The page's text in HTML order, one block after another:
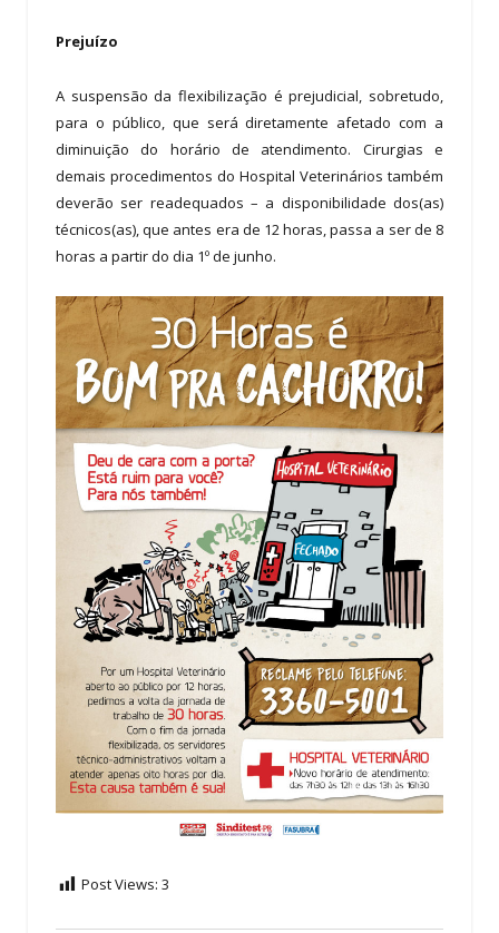
Prejuízo
A suspensão da flexibilização é prejudicial, sobretudo,
para o público, que será diretamente afetado com a
diminuição do horário de atendimento. Cirurgias e
demais procedimentos do Hospital Veterinários também
deverão ser readequados – a disponibilidade dos(as)
técnicos(as), que antes era de 12 horas, passa a ser de 8
horas a partir do dia 1º de junho.
Post Views: 3